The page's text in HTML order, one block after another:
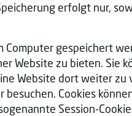
erfolgt nur,
gespeichert
Website zu bieten. Sie
Website dort weiter zu
Cookies
Session-